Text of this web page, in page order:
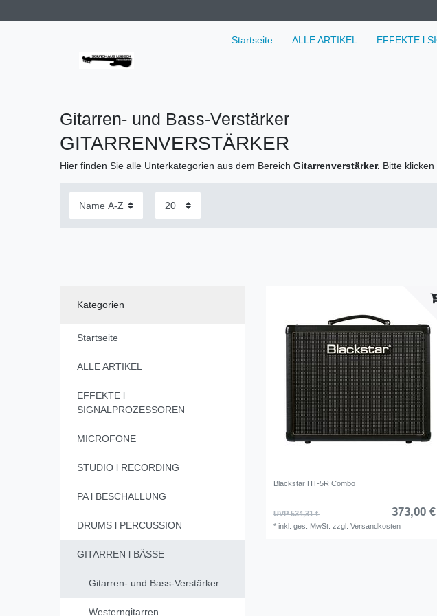
Startseite ALLE ARTIKEL EFFEKTE l
Gitarren- und Bass-Verstärker
GITARRENVERSTÄRKER
Hier finden Sie alle Unterkategorien aus dem Bereich Gitarrenverstärker. Bitte
Kategorien
Startseite
ALLE ARTIKEL
EFFEKTE l
SIGNALPROZESSOREN
MICROFONE
STUDIO l RECORDING
PA l BESCHALLUNG
DRUMS l PERCUSSION
GITARREN l BÄSSE
Gitarren- und Bass-Verstärker
Westerngitarren
Blackstar HT-5R Combo
UVP 534,31 € 373,00
*inkl. ges. MwSt. zzgl.Versandkosten